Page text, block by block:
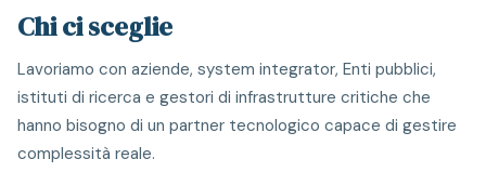
Chi ci sceglie
Lavoriamo con aziende, system integrator, Enti pubblici,
istituti di ricerca e gestori di infrastrutture critiche che
hanno bisogno di un partner tecnologico capace di gestire
complessità reale.